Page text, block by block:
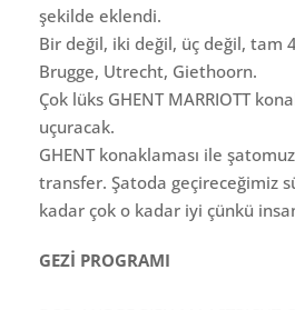
şekilde eklendi.
Bir değil, iki değil, üç değil, tam
Brugge, Utrecht, Giethoorn.
Çok lüks GHENT MARRIOTT
uçuracak.
GHENT konaklaması ile
transfer. Şatoda geçireceğimiz
kadar çok o kadar iyi çünkü
GEZİ PROGRAMI